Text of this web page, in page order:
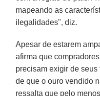
mapeando as
ilegalidades", diz.
Apesar de estarem
afirma que
precisam exigir de
de que o ouro vendido
ressalta que pelo